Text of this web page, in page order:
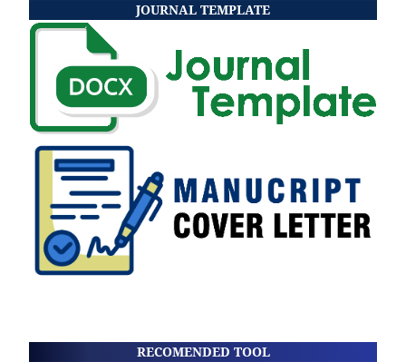
JOURNAL TEMPLATE
RECOMENDED TOOL